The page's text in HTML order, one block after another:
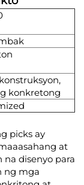
konkretong
picks ay
at
disenyo para
ng mga